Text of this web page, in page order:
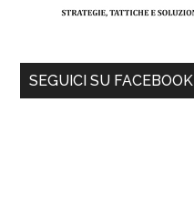
SEGUICI SU FACEBOOK